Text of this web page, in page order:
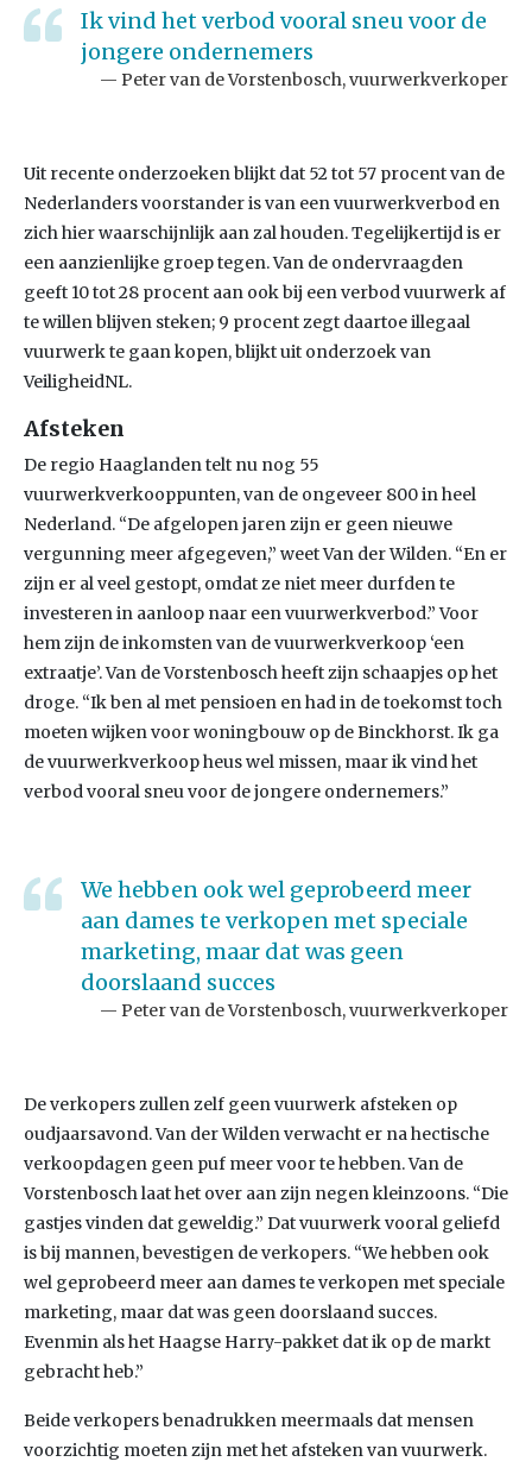
Ik vind het verbod vooral sneu voor de
jongere ondernemers
Peter van de Vorstenbosch, vuurwerkverkoper
Uit recente onderzoeken blijkt dat 52 tot 57 procent van de
Nederlanders voorstander is van een vuurwerkverbod en
zich hier waarschijnlijk aan zal houden. Tegelijkertijd is er
een aanzienlijke groep tegen. Van de ondervraagden
geeft 10 tot 28 procent aan ook bij een verbod vuurwerk af
te willen blijven steken; 9 procent zegt daartoe illegaal
vuurwerk te gaan kopen, blijkt uit onderzoek van
VeiligheidNL.
Afsteken
De regio Haaglanden telt nu nog 55
vuurwerkverkooppunten, van de ongeveer 800 in heel
Nederland. “De afgelopen jaren zijn er geen nieuwe
vergunning meer afgegeven,” weet Van der Wilden. “En er
zijn er al veel gestopt, omdat ze niet meer durfden te
investeren in aanloop naar een vuurwerkverbod.” Voor
hem zijn de inkomsten van de vuurwerkverkoop ‘een
extraatje’. Van de Vorstenbosch heeft zijn schaapjes op het
droge. “Ik ben al met pensioen en had in de toekomst toch
moeten wijken voor woningbouw op de Binckhorst. Ik ga
de vuurwerkverkoop heus wel missen, maar ik vind het
verbod vooral sneu voor de jongere ondernemers.”
We hebben ook wel geprobeerd meer
aan dames te verkopen met speciale
marketing, maar dat was geen
doorslaand succes
Peter van de Vorstenbosch, vuurwerkverkoper
De verkopers zullen zelf geen vuurwerk afsteken op
oudjaarsavond. Van der Wilden verwacht er na hectische
verkoopdagen geen puf meer voor te hebben. Van de
Vorstenbosch laat het over aan zijn negen kleinzoons. “Die
gastjes vinden dat geweldig.” Dat vuurwerk vooral geliefd
is bij mannen, bevestigen de verkopers. “We hebben ook
wel geprobeerd meer aan dames te verkopen met speciale
marketing, maar dat was geen doorslaand succes.
Evenmin als het Haagse Harry-pakket dat ik op de markt
gebracht heb.”
Beide verkopers benadrukken meermaals dat mensen
voorzichtig moeten zijn met het afsteken van vuurwerk.